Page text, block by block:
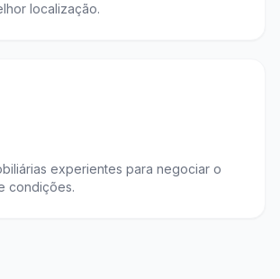
localização.
experientes para negociar o
condições.